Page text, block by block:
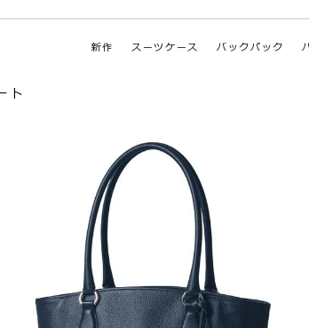
新作 スーツケース バックパック
ト